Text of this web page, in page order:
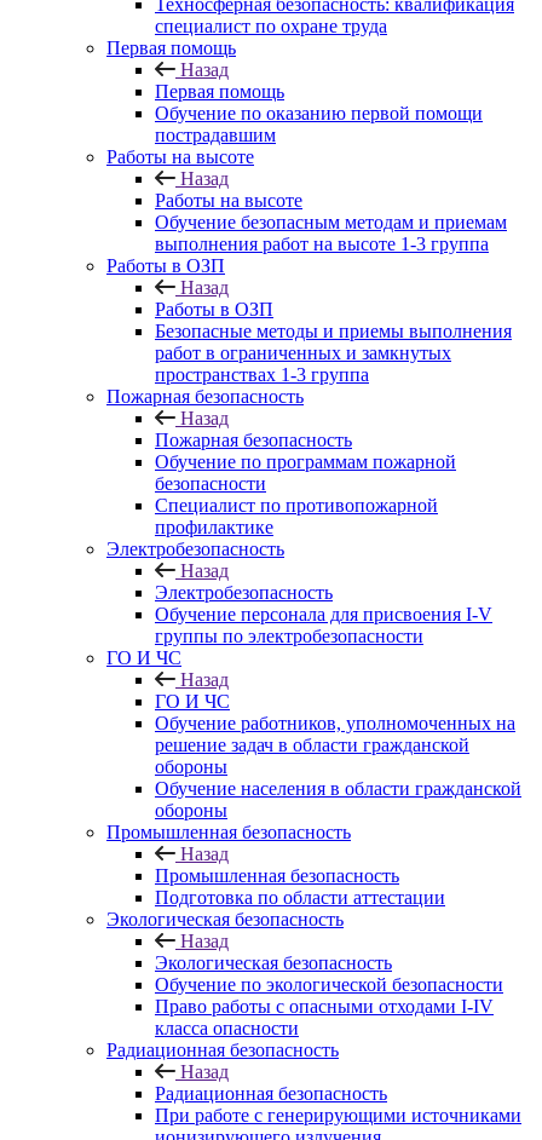
Техносферная безопасность: квалификация
специалист по охране труда
Первая помощь
Назад
Первая помощь
Обучение по оказанию первой помощи
пострадавшим
Работы на высоте
Назад
Работы на высоте
Обучение безопасным методам и приемам
выполнения работ на высоте 1-3 группа
Работы в ОЗП
Назад
Работы в ОЗП
Безопасные методы и приемы выполнения
работ в ограниченных и замкнутых
пространствах 1-3 группа
Пожарная безопасность
Назад
Пожарная безопасность
Обучение по программам пожарной
безопасности
Специалист по противопожарной
профилактике
Электробезопасность
Назад
Электробезопасность
Обучение персонала для присвоения I-V
группы по электробезопасности
ГО И ЧС
Назад
ГО И ЧС
Обучение работников, уполномоченных на
решение задач в области гражданской
обороны
Обучение населения в области гражданской
обороны
Промышленная безопасность
Назад
Промышленная безопасность
Подготовка по области аттестации
Экологическая безопасность
Назад
Экологическая безопасность
Обучение по экологической безопасности
Право работы с опасными отходами I-IV
класса опасности
Радиационная безопасность
Назад
Радиационная безопасность
При работе с генерирующими источниками